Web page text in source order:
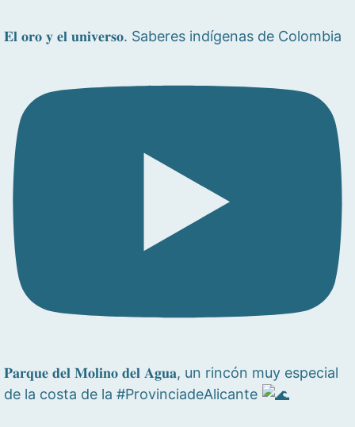
𝐄𝐥 𝐨𝐫𝐨 𝐲 𝐞𝐥 𝐮𝐧𝐢𝐯𝐞𝐫𝐬𝐨. Saberes indígenas de Colombia
𝐏𝐚𝐫𝐪𝐮𝐞 𝐝𝐞𝐥 𝐌𝐨𝐥𝐢𝐧𝐨 𝐝𝐞𝐥 𝐀𝐠𝐮𝐚, un rincón muy especial
de la costa de la #ProvinciadeAlicante